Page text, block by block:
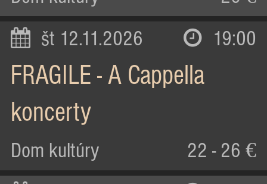
št 12.11.2026 19:00
FRAGILE - A Cappella
koncerty
Dom kultúry 22 - 26 €